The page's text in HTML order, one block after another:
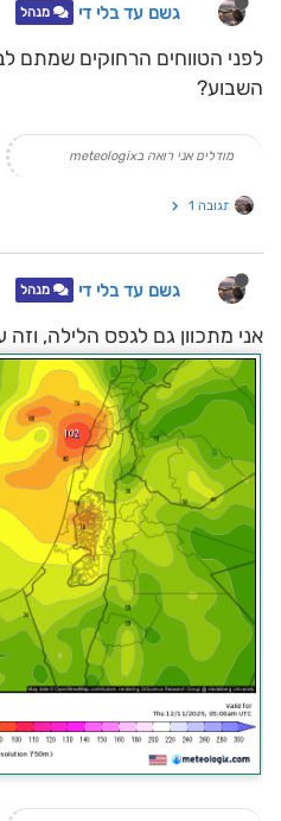
גשם עד בלי די מנהל
לפני הטווחים הרחוקים שמתם
השבוע?
מודלים אני רואה בmeteologix
תגובה 1
גשם עד בלי די מנהל
אני מתכוון גם לגפס הלילה, וזה